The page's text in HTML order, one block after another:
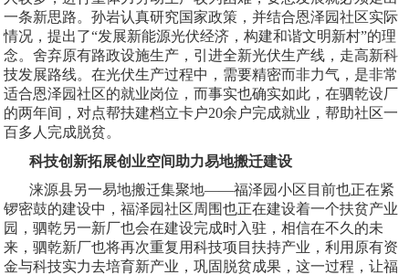
一条新思路。孙岩认真研究国家政策，并结合恩泽园社区实际
情况，提出了“发展新能源光伏经济，构建和谐文明新村”的理
念。舍弃原有路政设施生产，引进全新光伏生产线，走高新科
技发展路线。在光伏生产过程中，需要精密而非力气，是非常
适合恩泽园社区的就业岗位，而事实也确实如此，在驷乾设厂
的两年间，对点帮扶建档立卡户20余户完成就业，帮助社区一
百多人完成脱贫。
科技创新拓展创业空间助力易地搬迁建设
涞源县另一易地搬迁集聚地——福泽园小区目前也正在紧
锣密鼓的建设中，福泽园社区周围也正在建设着一个扶贫产业
园，驷乾另一新厂也会在建设完成时入驻，相信在不久的未
来，驷乾新厂也将再次重复用科技项目扶持产业，利用原有资
金与科技实力去培育新产业，巩固脱贫成果，这一过程，让福